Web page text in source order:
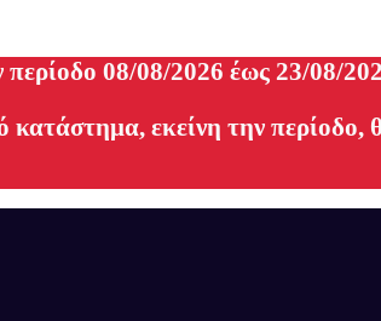
περίοδο 08/08/2026 έως 23/08/
κατάστημα, εκείνη την